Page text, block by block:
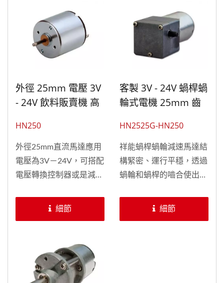
外徑 25mm 電壓 3V
- 24V 飲料販賣機 高
HN250
外徑25mm直流馬達應用
電壓為3V－24V，可搭配
電壓轉換控制器或是減速
上，HN250系列具有體
特性，除了本身俐落外型
之外，外徑尺寸大小、扭
力規格皆可以依照不同產
細節
客製 3V - 24V 蝸桿蝸
輪式電機 25mm 齒
25mm 外徑
HN2525G-HN250
祥能蝸桿蝸輪減速馬達結
構緊密、運行平穩，透過
蝸輪和蝸桿的嚙合使出力
業以及製造領域，祥能精
細節